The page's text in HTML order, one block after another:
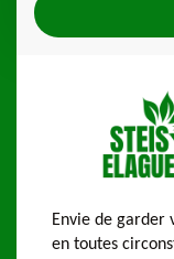
Envie de
en toutes